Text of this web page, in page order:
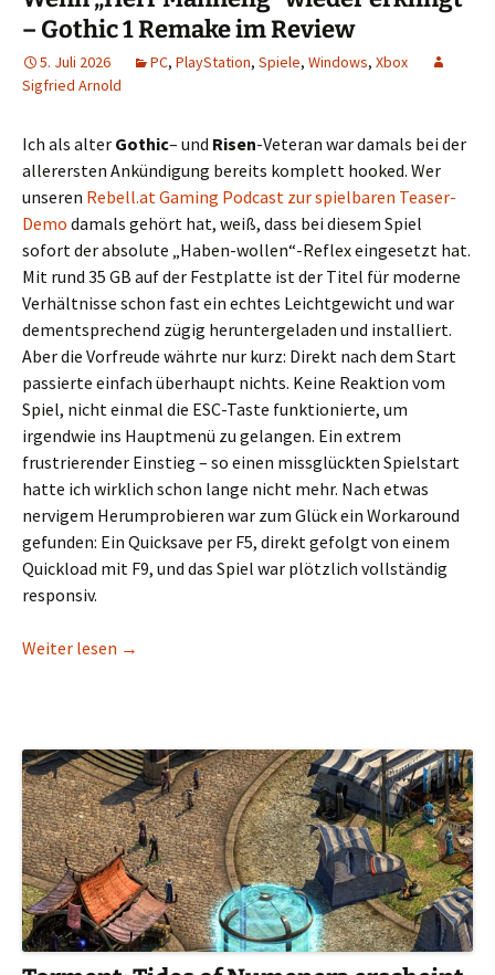
– Gothic 1 Remake im Review
5. Juli 2026 PC, PlayStation, Spiele, Windows, Xbox
Sigfried Arnold
Ich als alter Gothic– und Risen-Veteran war damals bei der
allerersten Ankündigung bereits komplett hooked. Wer
unseren Rebell.at Gaming Podcast zur spielbaren Teaser-
Demo damals gehört hat, weiß, dass bei diesem Spiel
sofort der absolute „Haben-wollen“-Reflex eingesetzt hat.
Mit rund 35 GB auf der Festplatte ist der Titel für moderne
Verhältnisse schon fast ein echtes Leichtgewicht und war
dementsprechend zügig heruntergeladen und installiert.
Aber die Vorfreude währte nur kurz: Direkt nach dem Start
passierte einfach überhaupt nichts. Keine Reaktion vom
Spiel, nicht einmal die ESC-Taste funktionierte, um
irgendwie ins Hauptmenü zu gelangen. Ein extrem
frustrierender Einstieg – so einen missglückten Spielstart
hatte ich wirklich schon lange nicht mehr. Nach etwas
nervigem Herumprobieren war zum Glück ein Workaround
gefunden: Ein Quicksave per F5, direkt gefolgt von einem
Quickload mit F9, und das Spiel war plötzlich vollständig
responsiv.
Weiter lesen Wenn „Herr Mannelig“ wieder erklingt – Gothic 1
→